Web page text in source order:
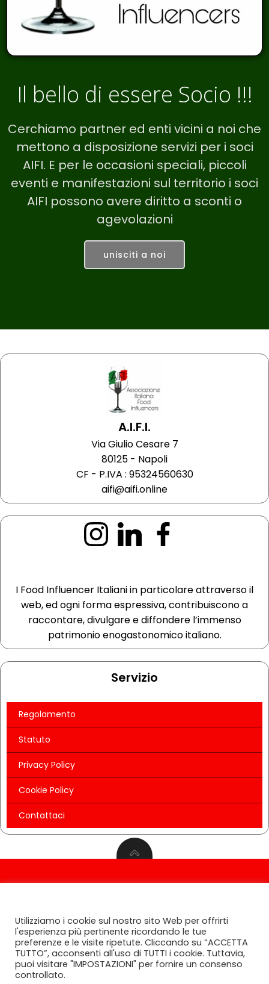
Il bello di essere Socio !!!
Cerchiamo partner ed enti vicini a noi che
mettono a disposizione servizi per i soci
AIFI. E per le occasioni speciali, piccoli
eventi e manifestazioni sul territorio i soci
AIFI possono avere diritto a sconti o
agevolazioni
unisciti a noi
A.I.F.I.
Via Giulio Cesare 7
80125 - Napoli
CF - P.IVA : 95324560630
aifi@aifi.online
I Food Influencer Italiani in particolare attraverso il
web, ed ogni forma espressiva, contribuiscono a
raccontare, divulgare e diffondere l’immenso
patrimonio enogastonomico italiano.
Servizio
Regolamento
Statuto
Privacy Policy
Cookie Policy
Contattaci
2024
Utilizziamo i cookie sul nostro sito Web per offrirti
l'esperienza più pertinente ricordando le tue
preferenze e le visite ripetute. Cliccando su “ACCETTA
TUTTO”, acconsenti all'uso di TUTTI i cookie. Tuttavia,
puoi visitare "IMPOSTAZIONI" per fornire un consenso
controllato.